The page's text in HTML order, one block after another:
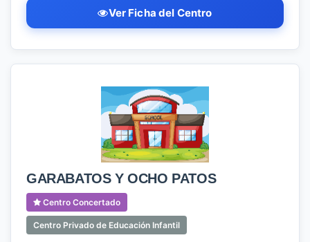
Ver Ficha del Centro
GARABATOS Y OCHO PATOS
Centro Concertado
Centro Privado de Educación Infantil